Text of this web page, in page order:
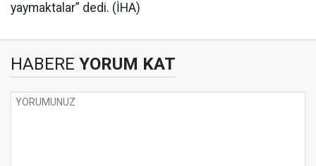
yaymaktalar” dedi. (İHA)
HABERE YORUM KAT